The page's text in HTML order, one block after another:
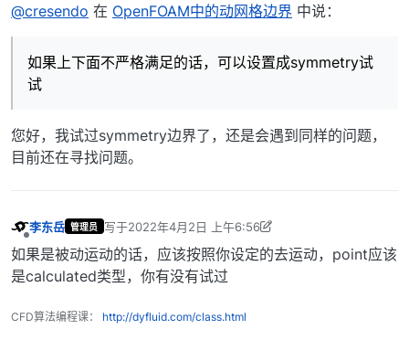
@cresendo 在 OpenFOAM中的动网格边界 中说：
如果上下面不严格满足的话，可以设置成symmetry试
试
您好，我试过symmetry边界了，还是会遇到同样的问题，
目前还在寻找问题。
李东岳 管理员 写于2022年4月2日 上午6:56
最后由 李东岳 编辑 2022年4月2日 下午4:47
如果是被动运动的话，应该按照你设定的去运动，point应该
是calculated类型，你有没有试过
CFD算法编程课： http://dyfluid.com/class.html